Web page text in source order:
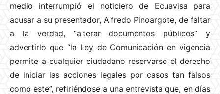
medio interrumpió el noticiero de Ecuavisa para
acusar a su presentador, Alfredo Pinoargote, de faltar
a la verdad, “alterar documentos públicos” y
advertirlo que “la Ley de Comunicación en vigencia
permite a cualquier ciudadano reservarse el derecho
de iniciar las acciones legales por casos tan falsos
como este”, refiriéndose a una entrevista que, en días